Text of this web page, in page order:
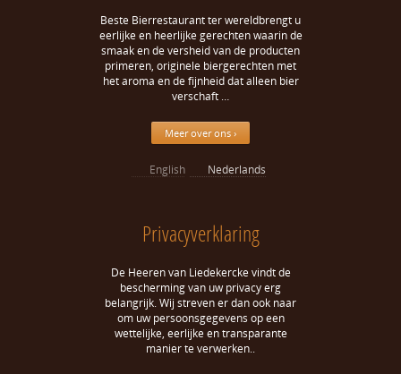
Beste Bierrestaurant ter wereldbrengt u
eerlijke en heerlijke gerechten waarin de
smaak en de versheid van de producten
primeren, originele biergerechten met
het aroma en de fijnheid dat alleen bier
verschaft …
Meer over ons ›
English Nederlands
Privacyverklaring
De Heeren van Liedekercke vindt de
bescherming van uw privacy erg
belangrijk. Wij streven er dan ook naar
om uw persoonsgegevens op een
wettelijke, eerlijke en transparante
manier te verwerken..